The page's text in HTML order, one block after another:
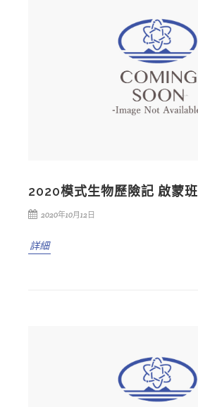
2020模式生物歷險記 啟蒙班
2020年10月12日
詳細